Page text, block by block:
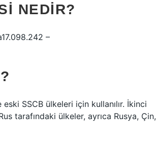
NEDIR?
–
SSCB ülkeleri için kullanılır. İkinci
tarafındaki ülkeler, ayrıca Rusya, Çin,